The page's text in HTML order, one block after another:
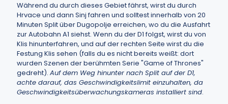
Während du durch dieses Gebiet fährst, wirst du durch
Hrvace und dann Sinj fahren und solltest innerhalb von 20
Minuten Split über Dugopolje erreichen, wo du die Ausfahrt
zur Autobahn A1 siehst. Wenn du der D1 folgst, wirst du von
Klis hinunterfahren, und auf der rechten Seite wirst du die
Festung Klis sehen (falls du es nicht bereits weißt: dort
wurden Szenen der berühmten Serie "Game of Thrones"
gedreht). Auf dem Weg hinunter nach Split auf der D1,
achte darauf, das Geschwindigkeitslimit einzuhalten, da
Geschwindigkeitsüberwachungskameras installiert sind.